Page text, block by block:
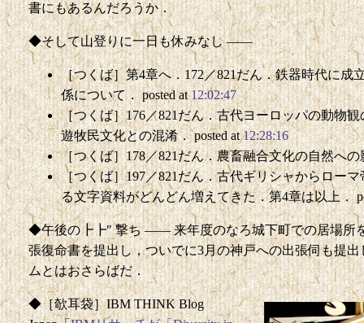
書にもあるんだろうか．
◆そして山登りに一日も休みなし ——
［つくば］第4章へ．172／821だん．鉄器時代に成
係について． posted at12:02:47
［つくば］176／821だん．古代ヨーロッパの動物
遊牧民文化との混淆． posted at12:28:16
［つくば］178／821だん．農畜融合文化の自然へ
［つくば］197／821だん．古代ギリシャからロー
る文字資料がどんどん増えてきた．第4章は以上．
◆午後の┣┣" 撃ち —— 来年度のなろ城下町での居場所
張復命書を提出し，ついでに3月の神戸への出張伺も提
ムとはおさらばだ．
◆［欹耳袋］IBM THINK Blog